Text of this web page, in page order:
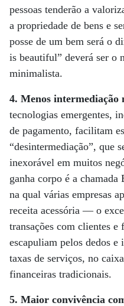
pessoas tenderão a
a propriedade de bens e
posse de um bem será o
is beautiful” deverá ser o
minimalista.
4. Menos intermediação
tecnologias emergentes,
de pagamento, facilitam
“desintermediação”, que
inexorável em muitos
ganha corpo é a
na qual várias empresas
receita acessória — o
transações com clientes e
escapuliam pelos dedos e
taxas de serviços, no
financeiras tradicionais.
5. Maior convivência